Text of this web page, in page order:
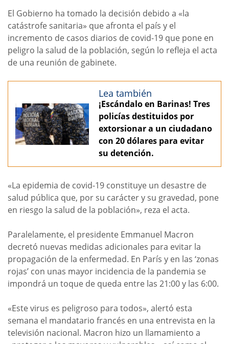
El Gobierno ha tomado la decisión debido a «la
catástrofe sanitaria» que afronta el país y el
incremento de casos diarios de covid-19 que pone en
peligro la salud de la población, según lo refleja el acta
de una reunión de gabinete.
Lea también
¡Escándalo en Barinas! Tres
policías destituidos por
extorsionar a un ciudadano
con 20 dólares para evitar
su detención.
«La epidemia de covid-19 constituye un desastre de
salud pública que, por su carácter y su gravedad, pone
en riesgo la salud de la población», reza el acta.
Paralelamente, el presidente Emmanuel Macron
decretó nuevas medidas adicionales para evitar la
propagación de la enfermedad. En París y en las ‘zonas
rojas’ con unas mayor incidencia de la pandemia se
impondrá un toque de queda entre las 21:00 y las 6:00.
«Este virus es peligroso para todos», alertó esta
semana el mandatario francés en una entrevista en la
televisión nacional. Macron hizo un llamamiento a